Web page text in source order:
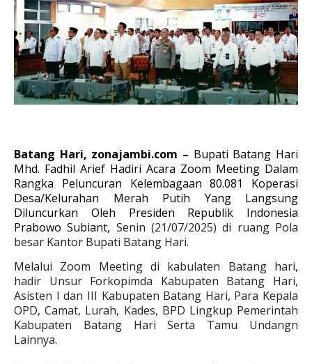
Batang Hari, zonajambi.com – Bupati Batang Hari
Mhd. Fadhil Arief Hadiri Acara Zoom Meeting Dalam
Rangka Peluncuran Kelembagaan 80.081 Koperasi
Desa/Kelurahan Merah Putih Yang Langsung
Diluncurkan Oleh Presiden Republik Indonesia
Prabowo Subiant, Senin (21/07/2025) di ruang Pola
besar Kantor Bupati Batang Hari.
Melalui Zoom Meeting di kabulaten Batang hari,
hadir Unsur Forkopimda Kabupaten Batang Hari,
Asisten I dan III Kabupaten Batang Hari, Para Kepala
OPD, Camat, Lurah, Kades, BPD Lingkup Pemerintah
Kabupaten Batang Hari Serta Tamu Undangn
Lainnya.